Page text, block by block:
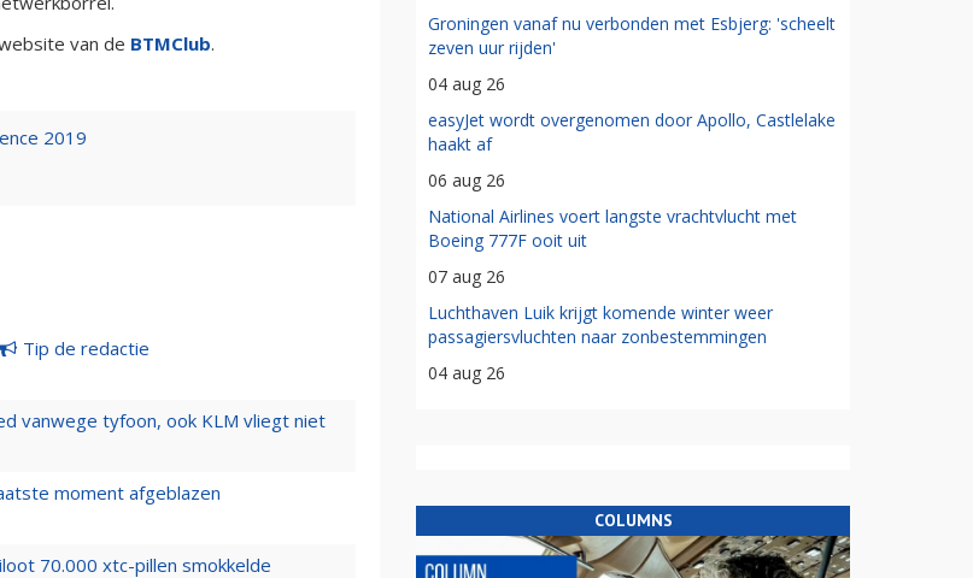
van de BTMClub.
2019
Tip de redactie
vanwege tyfoon, ook KLM vliegt niet
moment afgeblazen
70.000 xtc-pillen smokkelde
Groningen vanaf nu verbonden met Esbjerg: 'scheelt
zeven uur rijden'
04 aug 26
easyJet wordt overgenomen door Apollo, Castlelake
haakt af
06 aug 26
National Airlines voert langste vrachtvlucht met
Boeing 777F ooit uit
07 aug 26
Luchthaven Luik krijgt komende winter weer
passagiersvluchten naar zonbestemmingen
04 aug 26
COLUMNS